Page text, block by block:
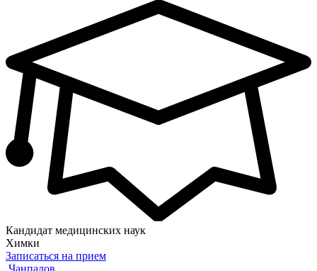
Кандидат медицинских наук
Химки
Записаться на прием
Чанпалов